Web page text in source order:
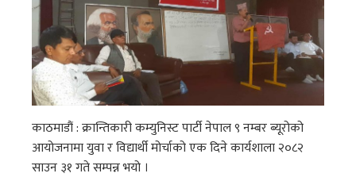
काठमाडौं : क्रान्तिकारी कम्युनिस्ट पार्टी नेपाल ९ नम्बर ब्यूरोको
आयोजनामा युवा र विद्यार्थी मोर्चाको एक दिने कार्यशाला २०८२
साउन ३१ गते सम्पन्न भयो ।